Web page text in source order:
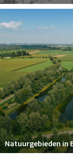
Natuurgebieden in